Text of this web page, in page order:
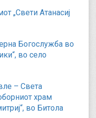
„Свети Атанасиј
Богослужба во
во село
– Света
храм
во Битола